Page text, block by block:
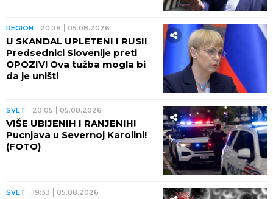
REGION 20:38 05.08.2026
U SKANDAL UPLETENI I RUSI!
Predsednici Slovenije preti
OPOZIV! Ova tužba mogla bi
da je uništi
SVET 20:05 05.08.2026
VIŠE UBIJENIH I RANJENIH!
Pucnjava u Severnoj Karolini!
(FOTO)
SVET 19:33 05.08.2026